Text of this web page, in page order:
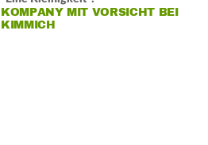
KOMPANY MIT VORSICHT BEI
KIMMICH